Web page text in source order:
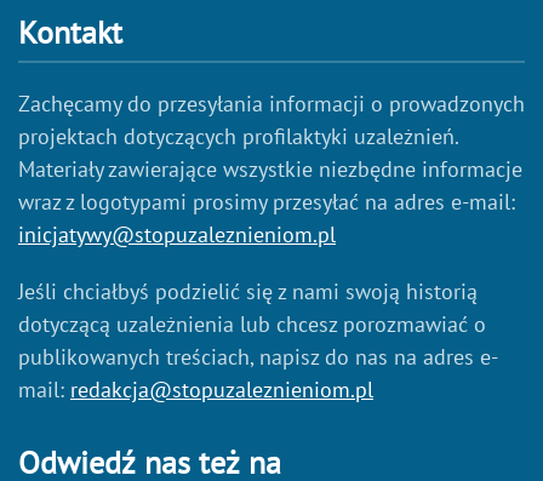
Kontakt
Zachęcamy do przesyłania informacji o prowadzonych
projektach dotyczących profilaktyki uzależnień.
Materiały zawierające wszystkie niezbędne informacje
wraz z logotypami prosimy przesyłać na adres e-mail:
inicjatywy@stopuzaleznieniom.pl
Jeśli chciałbyś podzielić się z nami swoją historią
dotyczącą uzależnienia lub chcesz porozmawiać o
publikowanych treściach, napisz do nas na adres e-
mail: redakcja@stopuzaleznieniom.pl
Odwiedź nas też na